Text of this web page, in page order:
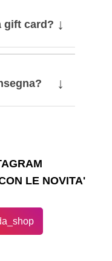
gift card? ↓
↓
LE NOVITA'